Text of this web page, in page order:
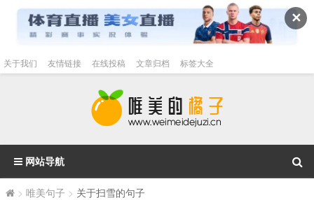
✕
关于我们 友情链接 在线投稿 文章归档 标签大全
网站导航
> 唯美句子 > 关于扫雪的句子